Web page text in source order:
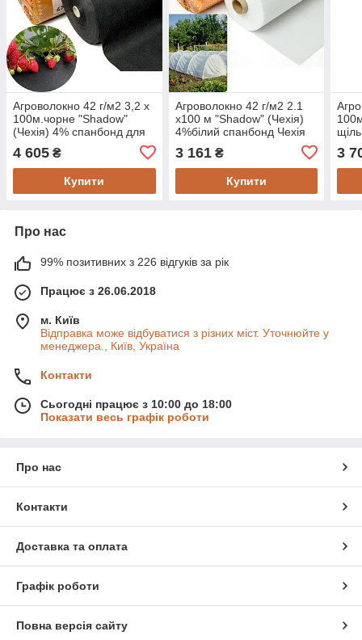
Агроволокно 42 г/м2 3,2 х
100м.чорне "Shadow"
(Чехія) 4% спанбонд для
4 605 ₴
Купити
Агроволокно 42 г/м2 2.1
х100 м "Shadow" (Чехія)
4%білий спанбонд Чехія
3 161₴
Купити
3
Про нас
99% позитивних з 226 відгуків за рік
Працює з 26.06.2018
м. Київ
Відправка може відбуватися з різних міст. Уточнюйте у
менеджера., Київ, Україна
Контакти
Сьогодні працює з 10:00 до 18:00
Показати весь графік роботи
Про нас
Контакти
Доставка та оплата
Графік роботи
Повна версія сайту